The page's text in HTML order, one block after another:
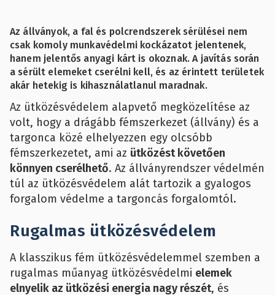
Az állványok, a fal és polcrendszerek sérülései nem
csak komoly munkavédelmi kockázatot jelentenek,
hanem jelentős anyagi kárt is okoznak. A javítás során
a sérült elemeket cserélni kell, és az érintett területek
akár hetekig is kihasználatlanul maradnak.
Az ütközésvédelem alapvető megközelítése az
volt, hogy a drágább fémszerkezet (állvány) és a
targonca közé elhelyezzen egy olcsóbb
fémszerkezetet, ami az ütközést követően
könnyen cserélhető. Az állványrendszer védelmén
túl az ütközésvédelem alát tartozik a gyalogos
forgalom védelme a targoncás forgalomtól.
Rugalmas ütközésvédelem
A klasszikus fém ütközésvédelemmel szemben a
rugalmas műanyag ütközésvédelmi elemek
elnyelik az ütközési energia nagy részét, és